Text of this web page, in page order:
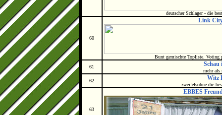
deutscher Schlager - die
60
Link
Bunt gemischte Topliste. Voting
61
Schau
mehr als
62
Witz
zweifelsohne die
63
EBBES